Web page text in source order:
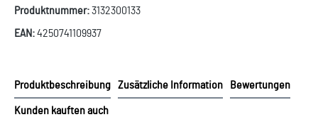
Produktnummer:3132300133
EAN:4250741109937
Produktbeschreibung Zusätzliche Information Bewertungen
Kunden kauften auch